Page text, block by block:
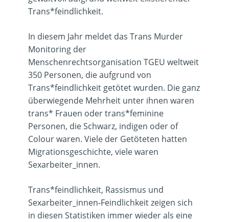
Trans*feindlichkeit.
In diesem Jahr meldet das Trans Murder
Monitoring der
Menschenrechtsorganisation TGEU weltweit
350 Personen, die aufgrund von
Trans*feindlichkeit getötet wurden. Die ganz
überwiegende Mehrheit unter ihnen waren
trans* Frauen oder trans*feminine
Personen, die Schwarz, indigen oder of
Colour waren. Viele der Getöteten hatten
Migrationsgeschichte, viele waren
Sexarbeiter_innen.
Trans*feindlichkeit, Rassismus und
Sexarbeiter_innen-Feindlichkeit zeigen sich
in diesen Statistiken immer wieder als eine